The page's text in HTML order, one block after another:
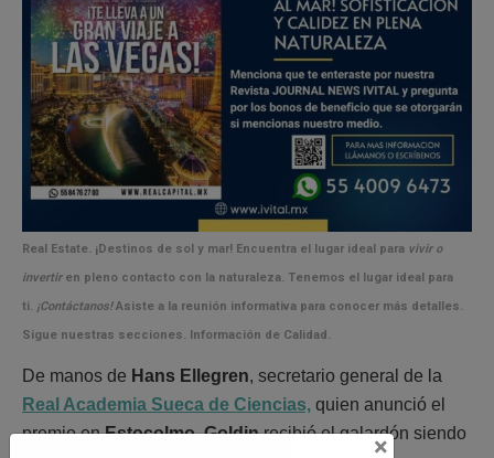
Real Estate. ¡Destinos de sol y mar! Encuentra el lugar ideal para vivir o
invertir en pleno contacto con la naturaleza. Tenemos el lugar ideal para
ti. ¡Contáctanos!Asiste a la reunión informativa para conocer más detalles.
Sigue nuestras secciones. Información de Calidad.
De manos de Hans Ellegren, secretario general de la
Real Academia Sueca de Ciencias, quien anunció el
premio enEstocolmo,Goldinrecibió el galardón siendo
×